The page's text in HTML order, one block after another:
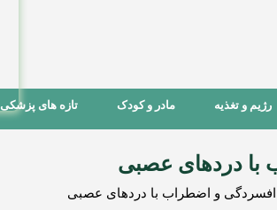
رژیم و تغذیه مادر و کودک تازه های پزشکی
با دردهای عصبی
افسردگی و اضطراب با دردهای عصبی